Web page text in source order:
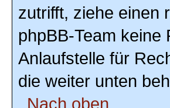
zutrifft, ziehe einen
phpBB-Team keine
Anlaufstelle für
die weiter unten
Nach oben